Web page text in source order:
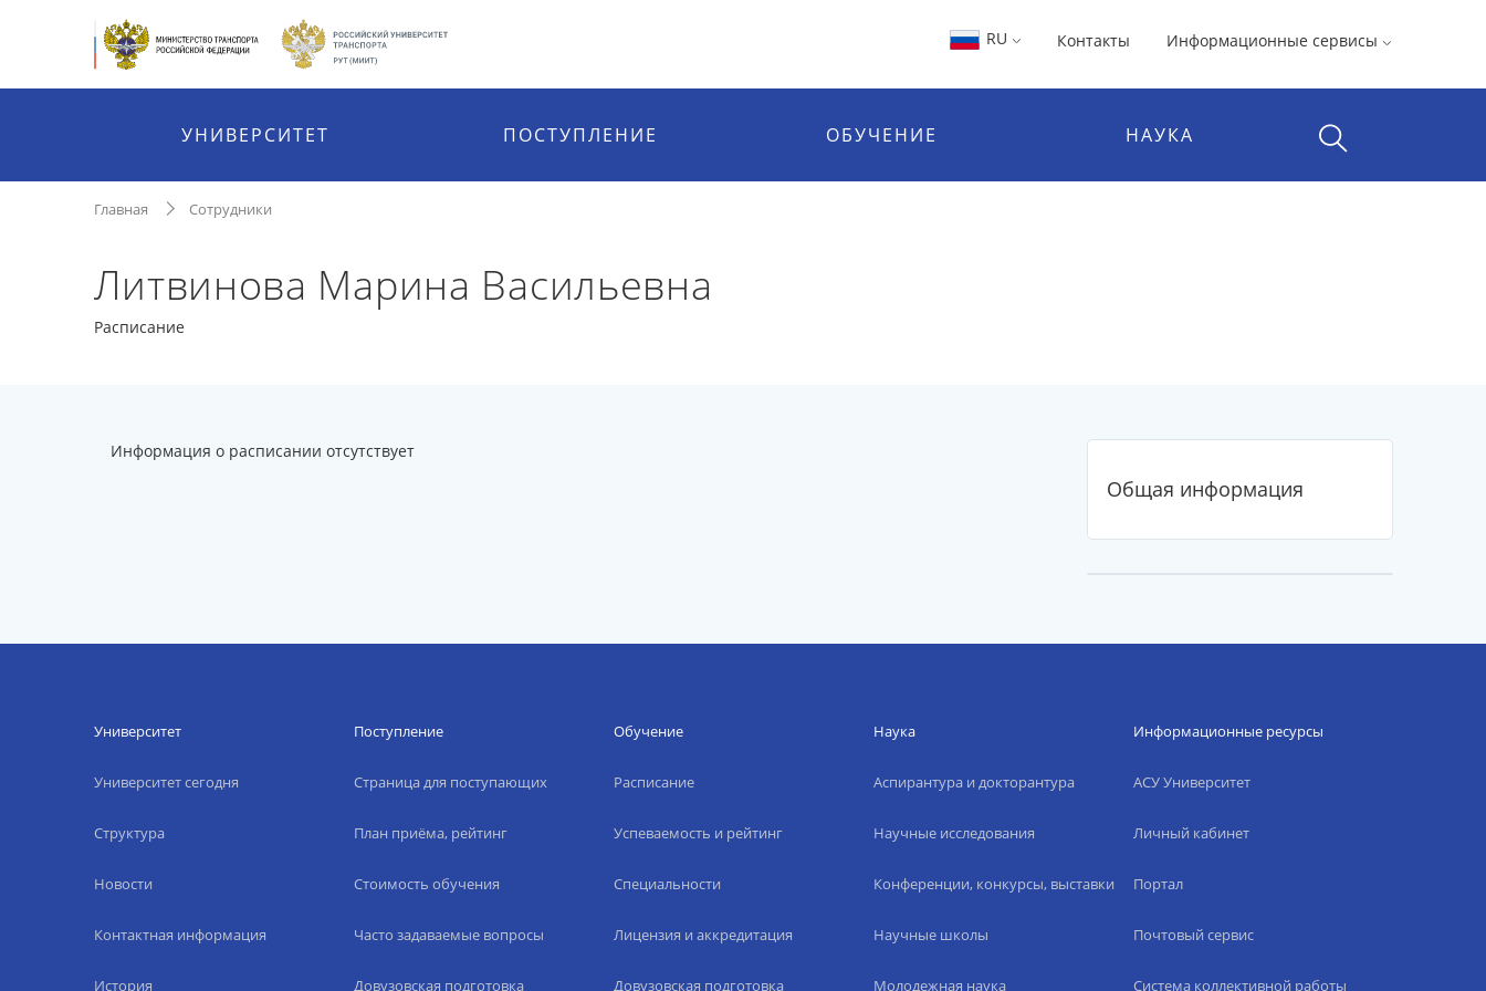
RU Контакты Информационные сервисы
УНИВЕРСИТЕТ ПОСТУПЛЕНИЕ ОБУЧЕНИЕ НАУКА
Главная Сотрудники
Литвинова Марина Васильевна
Расписание
Информация о расписании отсутствует
Общая информация
Университет
Университет сегодня
Структура
Новости
Контактная информация
История
Поступление
Страница для поступающих
План приёма, рейтинг
Стоимость обучения
Часто задаваемые вопросы
Довузовская подготовка
Обучение
Расписание
Успеваемость и рейтинг
Специальности
Лицензия и аккредитация
Довузовская подготовка
Наука
Аспирантура и докторантура
Научные исследования
Конференции, конкурсы, выставки
Научные школы
Молодежная наука
Информационные ресурсы
АСУ Университет
Личный кабинет
Портал
Почтовый сервис
Система коллективной работы